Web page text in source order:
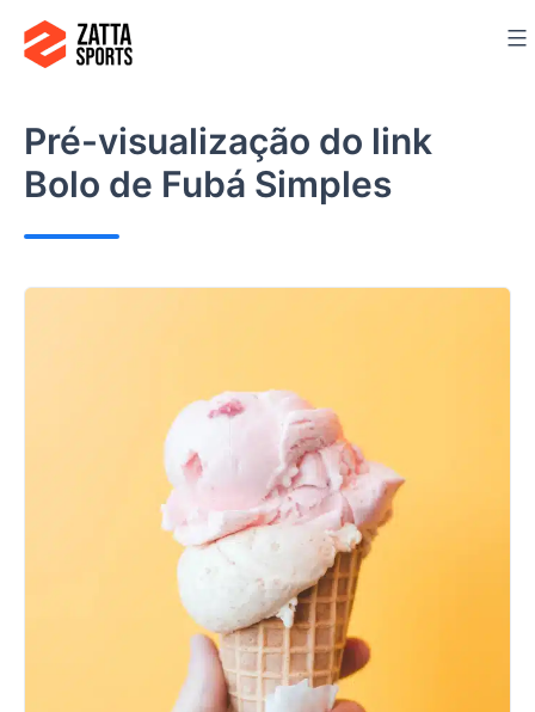
para
conteúdo
Pré-visualização do link
Bolo de Fubá Simples